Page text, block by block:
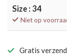
Size : 34
Niet op
Gratis